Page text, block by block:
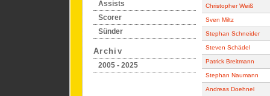
Assists
Scorer
Sünder
Archiv
2005 - 2025
Christopher Weiß
Sven Miltz
Stephan Schneider
Steven Schädel
Patrick Breitmann
Stephan Naumann
Andreas Doehnel